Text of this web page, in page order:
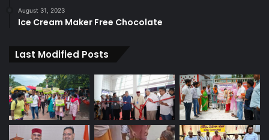
August 31, 2023
Ice Cream Maker Free Chocolate
Last Modified Posts